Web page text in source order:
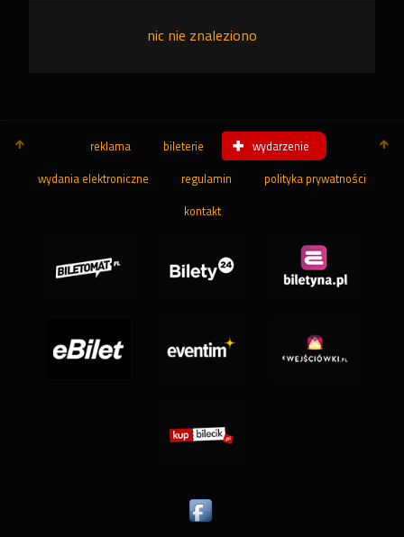
nic nie znaleziono
reklama bileterie wydarzenie
wydania elektroniczne regulamin polityka prywatności
kontakt